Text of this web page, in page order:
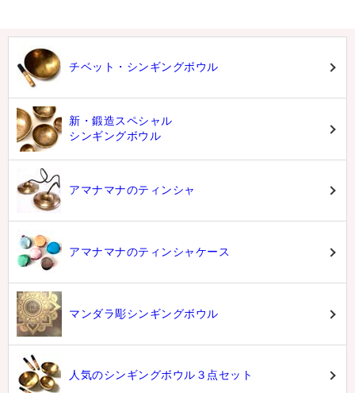
チベット・シンギングボウル
新・鍛造スペシャル
シンギングボウル
アマナマナのティンシャ
アマナマナのティンシャケース
マンダラ彫シンギングボウル
人気のシンギングボウル３点セット